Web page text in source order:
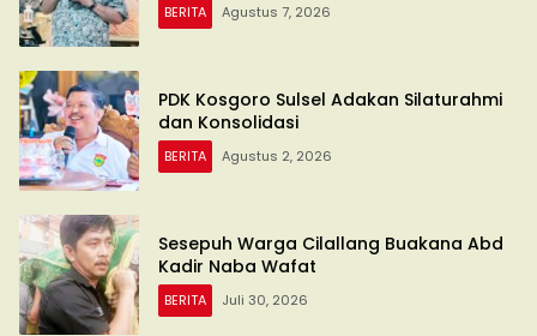
BERITA Agustus 7, 2026
PDK Kosgoro Sulsel Adakan Silaturahmi
dan Konsolidasi
BERITA Agustus 2, 2026
Sesepuh Warga Cilallang Buakana Abd
Kadir Naba Wafat
BERITA Juli 30, 2026